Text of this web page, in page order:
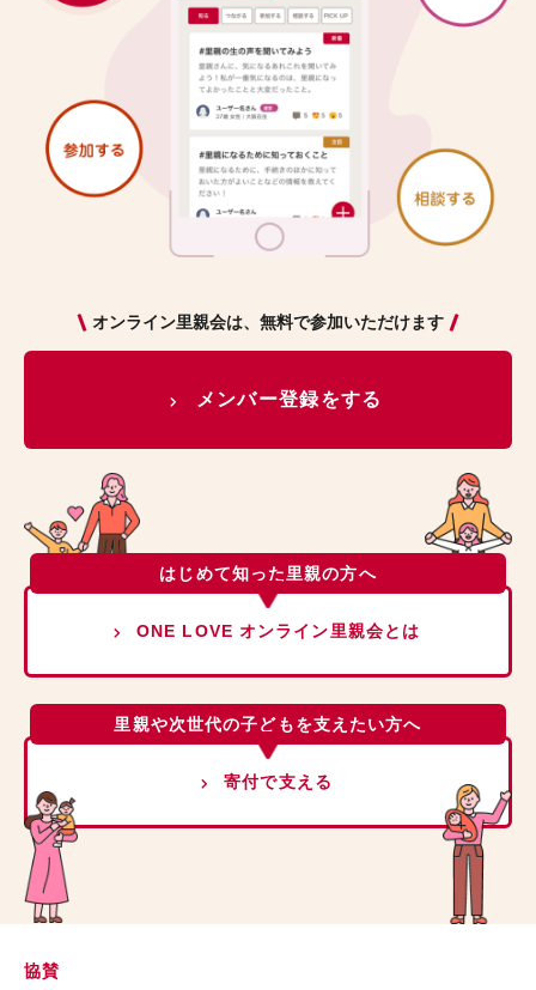
オンライン里親会は、無料で参加いただけます
メンバー登録をする
はじめて知った里親の方へ
ONE LOVE オンライン里親会とは
里親や次世代の子どもを支えたい方へ
寄付で支える
協賛